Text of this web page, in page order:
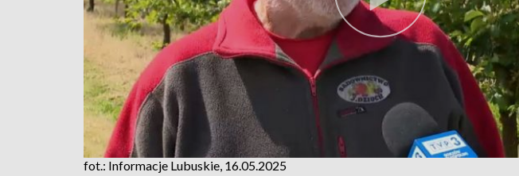
fot.: Informacje Lubuskie, 16.05.2025